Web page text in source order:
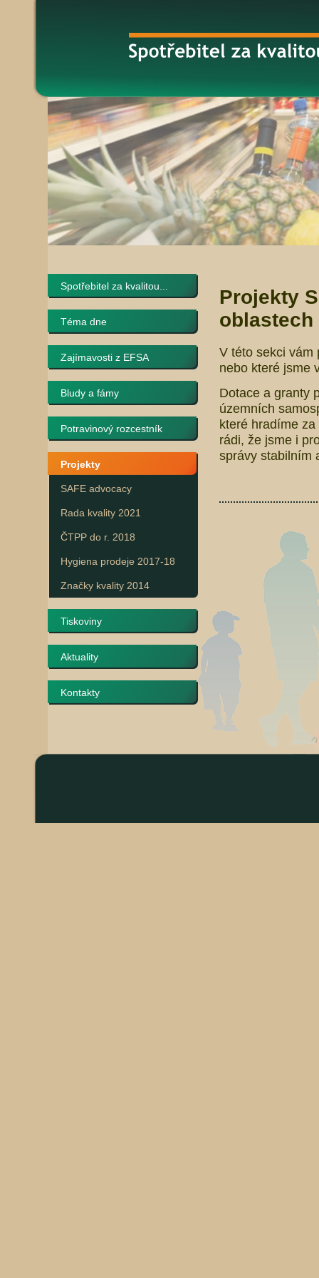
Spotřebitel za kvalitou...
Téma dne
Zajímavosti z EFSA
Bludy a fámy
Potravinový rozcestník
Projekty
SAFE advocacy
Rada kvality 2021
ČTPP do r. 2018
Hygiena prodeje 2017-18
Značky kvality 2014
Tiskoviny
Aktuality
Kontakty
Projekty
V této sekci vám
nebo které jsme
Dotace a granty
územních
které hradíme
rádi, že jsme i
správy stabilním